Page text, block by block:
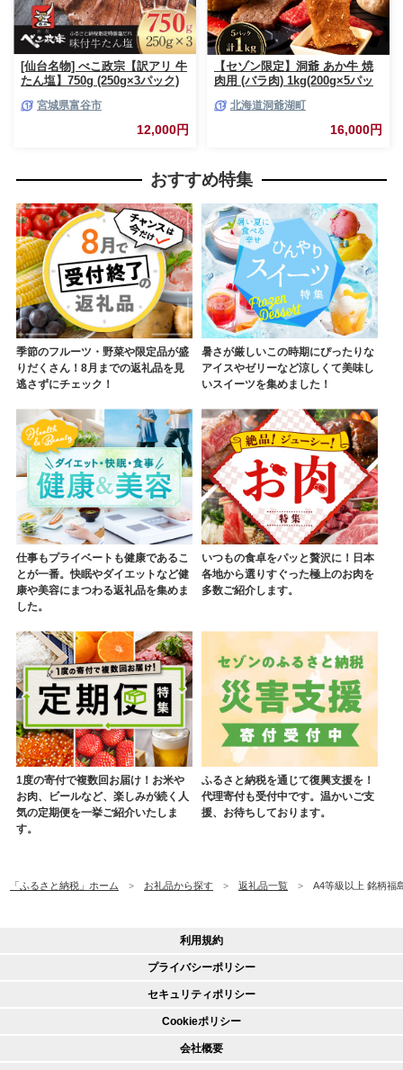
[仙台名物] べこ政宗【訳アリ 牛
たん塩】750g (250g×3パック)
[0256]宮城県富谷市
12,000円
【セゾン限定】洞爺 あか牛 焼
肉用 (バラ肉) 1kg(200g×5パッ
ーベキュー おうち焼肉 BBQ ジ
ューシー ヘルシー 赤身本来の
北海道洞爺湖町
16,000円
おすすめ特集
季節のフルーツ・野菜や限定品が盛
りだくさん！8月までの返礼品を見
逃さずにチェック！
暑さが厳しいこの時期にぴったりな
アイスやゼリーなど涼しくて美味し
いスイーツを集めました！
仕事もプライベートも健康であるこ
とが一番。快眠やダイエットなど健
康や美容にまつわる返礼品を集めま
した。
いつもの食卓をパッと贅沢に！日本
各地から選りすぐった極上のお肉を
多数ご紹介します。
1度の寄付で複数回お届け！お米や
お肉、ビールなど、楽しみが続く人
気の定期便を一挙ご紹介いたしま
す。
ふるさと納税を通じて復興支援を！
代理寄付も受付中です。温かいご支
援、お待ちしております。
「ふるさと納税」ホーム お礼品から探す 返礼品一覧 A4等級以上 銘柄福
利用規約
プライバシーポリシー
セキュリティポリシー
Cookieポリシー
会社概要